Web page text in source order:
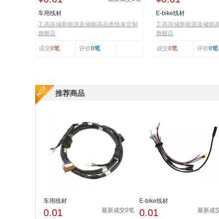
车用线材
工高连城新能源及储能高品质线束定制
旗舰店
成交0笔 评价0笔
E-bike线材
工高连城新能源及储能
旗舰店
成交0笔 评价0笔
推荐商品
车用线材
0.01 最新成交0笔
E-bike线材
0.01 最新成